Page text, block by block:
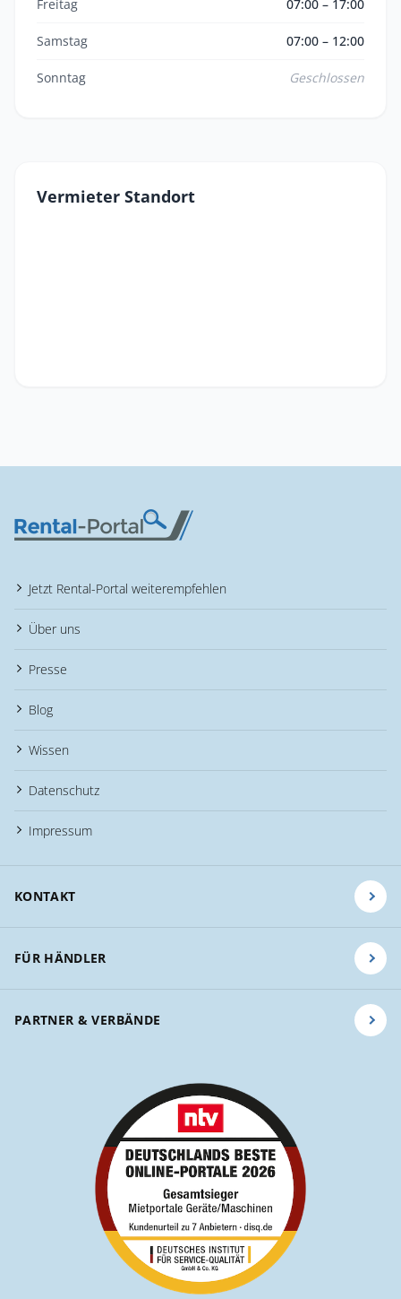
Freitag 07:00 – 17:00
Samstag 07:00 – 12:00
Sonntag Geschlossen
Vermieter Standort
Jetzt Rental-Portal weiterempfehlen
Über uns
Presse
Blog
Wissen
Datenschutz
Impressum
KONTAKT
FÜR HÄNDLER
PARTNER & VERBÄNDE